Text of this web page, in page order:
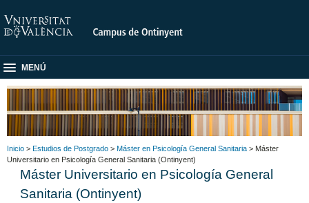
MENÚ
Inicio > Estudios de Postgrado > Máster en Psicología General Sanitaria > Máster
Universitario en Psicología General Sanitaria (Ontinyent)
Máster Universitario en Psicología General
Sanitaria (Ontinyent)